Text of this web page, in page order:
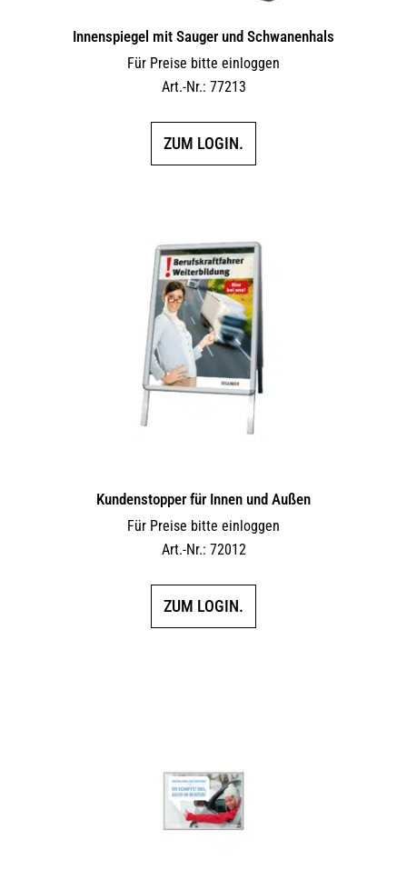
Innen­spiegel mit Sauger und Schwanenhals
Für Preise bitte einloggen
Art.-Nr.: 77213
ZUM LOGIN.
Kundenstopper für Innen und Außen
Für Preise bitte einloggen
Art.-Nr.: 72012
ZUM LOGIN.